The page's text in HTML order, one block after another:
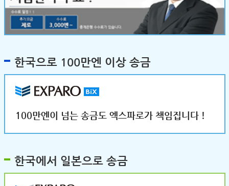
한국으로 100만엔 이상 송금
100만엔이 넘는 송금도 엑스파로가 책임집니다！
한국에서 일본으로 송금